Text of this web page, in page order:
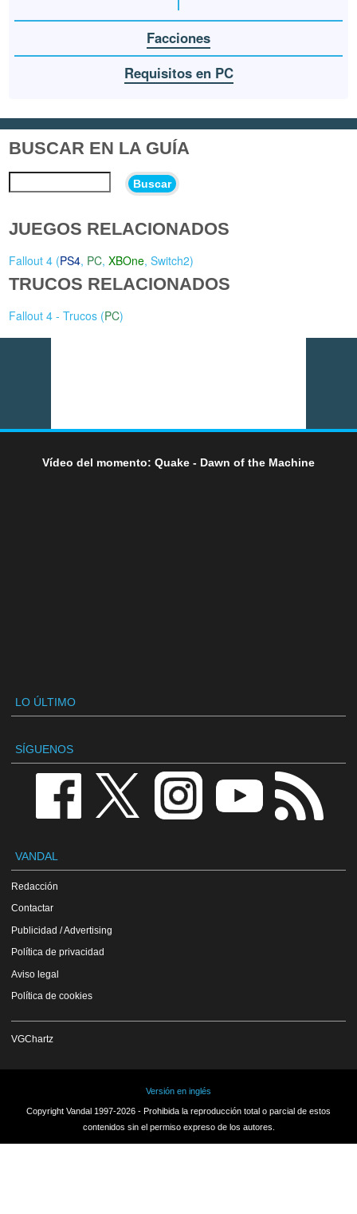
Facciones
Requisitos en PC
BUSCAR EN LA GUÍA
Buscar
JUEGOS RELACIONADOS
Fallout 4 (PS4, PC,XBOne,Switch2)
TRUCOS RELACIONADOS
Fallout 4 - Trucos (PC)
Vídeo del momento: Quake - Dawn of the Machine
LO ÚLTIMO
SÍGUENOS
VANDAL
Redacción
Contactar
Publicidad / Advertising
Política de privacidad
Aviso legal
Política de cookies
VGChartz
Versión en inglés
Copyright Vandal 1997-2026 - Prohibida la reproducción total o parcial de estos
contenidos sin el permiso expreso de los autores.